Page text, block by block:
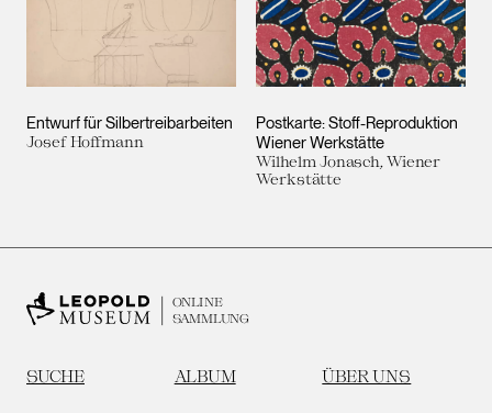
Entwurf für Silbertreibarbeiten
Josef Hoffmann
Postkarte: Stoff-Reproduktion
Wiener Werkstätte
Wilhelm Jonasch, Wiener
Werkstätte
ONLINE
SAMMLUNG
SUCHE ALBUM ÜBER UNS